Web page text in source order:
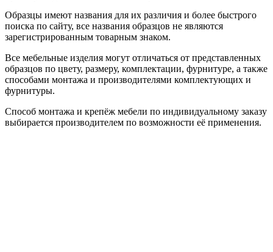
Образцы имеют названия для их различия и более быстрого
поиска по сайту, все названия образцов не являются
зарегистрированным товарным знаком.
Все мебельные изделия могут отличаться от представленных
образцов по цвету, размеру, комплектации, фурнитуре, а также
способами монтажа и производителями комплектующих и
фурнитуры.
Способ монтажа и крепёж мебели по индивидуальному заказу
выбирается производителем по возможности её применения.